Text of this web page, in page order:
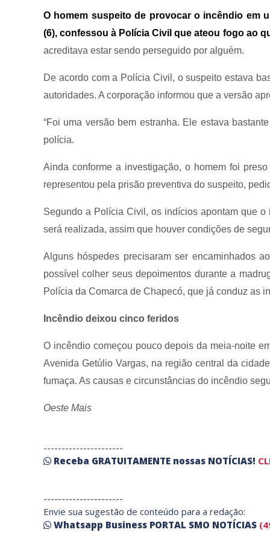
O homem suspeito de provocar o incêndio em
(6), confessou à Polícia Civil que ateou fogo ao
acreditava estar sendo perseguido por alguém.
De acordo com a Polícia Civil, o suspeito estava
autoridades. A corporação informou que a versão
“Foi uma versão bem estranha. Ele estava
polícia.
Ainda conforme a investigação, o homem foi
representou pela prisão preventiva do suspeito,
Segundo a Polícia Civil, os indícios apontam que
será realizada, assim que houver condições de
Alguns hóspedes precisaram ser encaminhados
possível colher seus depoimentos durante a
Polícia da Comarca de Chapecó, que já conduz as
Incêndio deixou cinco feridos
O incêndio começou pouco depois da meia-noite
Avenida Getúlio Vargas, na região central da
fumaça. As causas e circunstâncias do incêndio
Oeste Mais
----------------------
Receba GRATUITAMENTE nossas NOTÍCIAS!
----------------------
Envie sua sugestão de conteúdo para a redação:
Whatsapp Business PORTAL SMO NOTÍCIAS